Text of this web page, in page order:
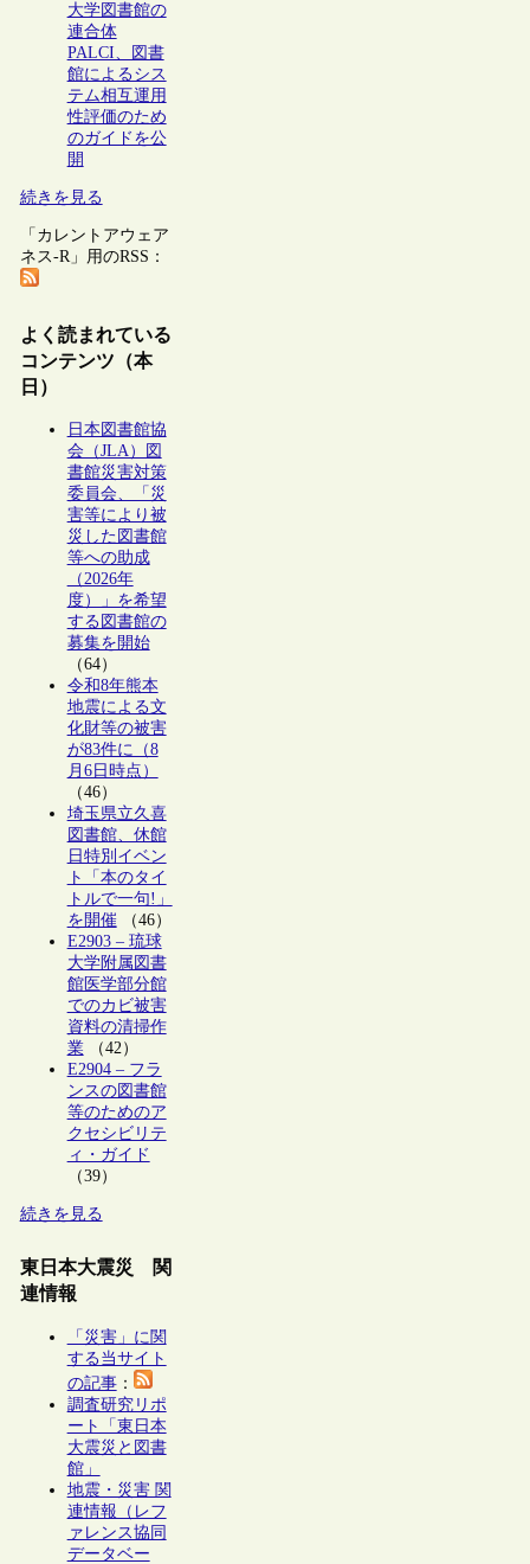
大学図書館の
連合体
PALCI、図書
館によるシス
テム相互運用
性評価のため
のガイドを公
開
続きを見る
「カレントアウェア
ネス-R」用のRSS：
よく読まれている
コンテンツ（本
日）
日本図書館協
会（JLA）図
書館災害対策
委員会、「災
害等により被
災した図書館
等への助成
（2026年
度）」を希望
する図書館の
募集を開始
（64）
令和8年熊本
地震による文
化財等の被害
が83件に（8
月6日時点）
（46）
埼玉県立久喜
図書館、休館
日特別イベン
ト「本のタイ
トルで一句!」
を開催（46）
E2903 – 琉球
大学附属図書
館医学部分館
でのカビ被害
資料の清掃作
業（42）
E2904 – フラ
ンスの図書館
等のためのア
クセシビリテ
ィ・ガイド
（39）
続きを見る
東日本大震災 関
連情報
「災害」に関
する当サイト
の記事：
調査研究リポ
ート「東日本
大震災と図書
館」
地震・災害 関
連情報（レフ
ァレンス協同
データベー